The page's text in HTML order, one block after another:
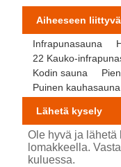
Aiheeseen
Infrapunasauna
22 Kauko-
Kodin sauna
Puinen kauhasauna
Lähetä kysely
Ole hyvä ja
lomakkeella.
kuluessa.